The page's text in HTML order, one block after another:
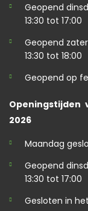
Geopend
13:30 tot 17:00
Geopend
13:30 tot 18:00
Geopend op
2026
Maandag
Geopend
13:30 tot 17:00
Gesloten in